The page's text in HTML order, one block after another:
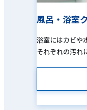
風呂・浴室
浴室にはカビや
それぞれの汚れ